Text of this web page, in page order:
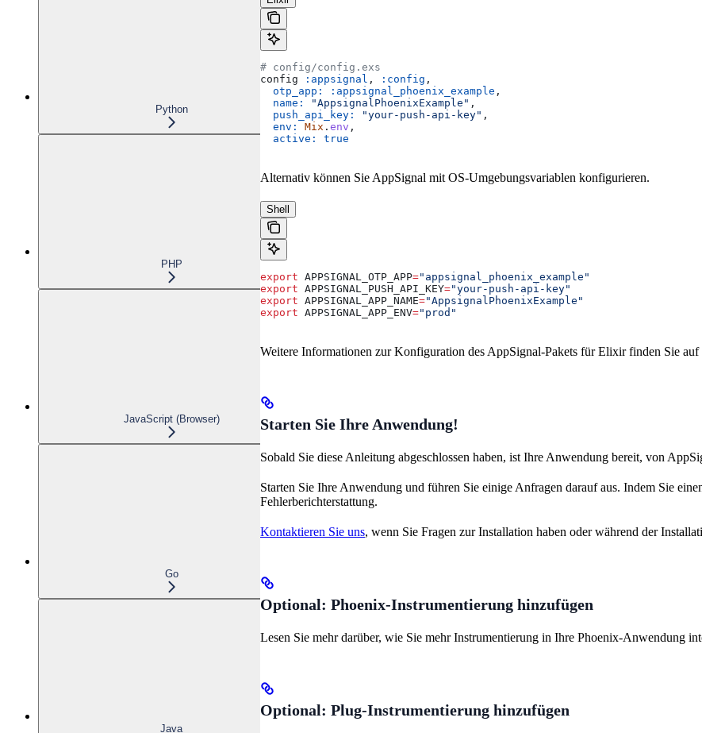
Python
PHP
JavaScript (Browser)
Go
Java
# config/config.exs
config
:appsignal , :config ,
  otp_app:
:appsignal_phoenix_example ,
  name:
"AppsignalPhoenixExample" ,
  push_api_key:
"your-push-api-key" ,
  env:
Mix . env ,
  active:
true
Alternativ können Sie AppSignal mit OS-Umgebungsvariablen konfigurieren.
Shell
export APPSIGNAL_OTP_APP="appsignal_phoenix_example"
export APPSIGNAL_PUSH_API_KEY="your-push-api-key"
export APPSIGNAL_APP_NAME="AppsignalPhoenixExample"
export APPSIGNAL_APP_ENV="prod"
Weitere Informationen zur Konfiguration des AppSignal-Pakets für Elixir finden Sie auf
Starten Sie Ihre Anwendung!
Sobald Sie diese Anleitung abgeschlossen haben, ist Ihre Anwendung bereit, von
Starten Sie Ihre Anwendung und führen Sie einige Anfragen darauf aus. Indem Sie
Fehlerberichterstattung.
Kontaktieren Sie uns, wenn Sie Fragen zur Installation haben oder während der
Optional: Phoenix-Instrumentierung hinzufügen
Lesen Sie mehr darüber, wie Sie mehr Instrumentierung in Ihre Phoenix-Anwendung
Optional: Plug-Instrumentierung hinzufügen